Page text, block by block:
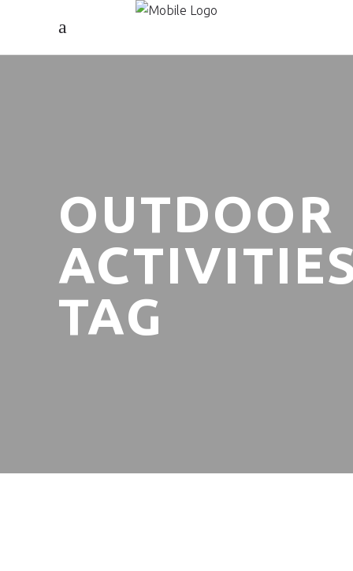
OUTDOOR
TAG